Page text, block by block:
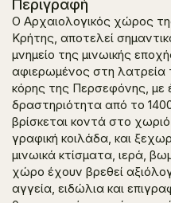
Περιγραφή
Ο Αρχαιολογικός χώρος
Κρήτης, αποτελεί
μνημείο της μινωικής
αφιερωμένος στη λατρεία
κόρης της Περσεφόνης, με
δραστηριότητα από το
βρίσκεται κοντά στο
γραφική κοιλάδα, και
μινωικά κτίσματα, ιερά,
χώρο έχουν βρεθεί
αγγεία, ειδώλια και